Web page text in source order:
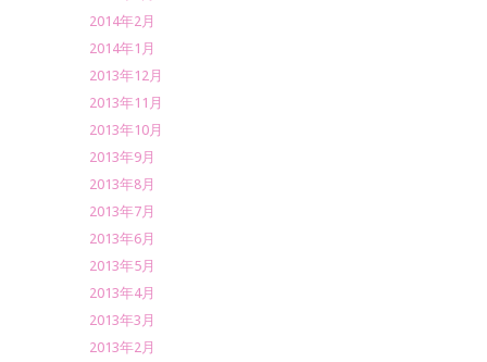
2014年2月
2014年1月
2013年12月
2013年11月
2013年10月
2013年9月
2013年8月
2013年7月
2013年6月
2013年5月
2013年4月
2013年3月
2013年2月